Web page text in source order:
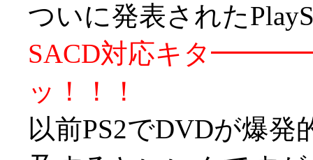
ついに発表された
SACD対応キタ
ッ！！！
以前PS2でDVDが爆発